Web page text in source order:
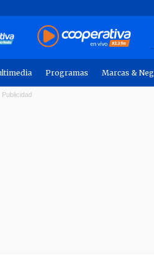
Programas Marcas &